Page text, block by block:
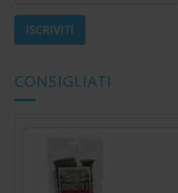
CONSIGLIATI